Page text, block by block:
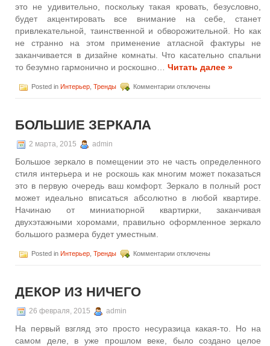
это не удивительно, поскольку такая кровать, безусловно,
будет акцентировать все внимание на себе, станет
привлекательной, таинственной и обворожительной. Но как
не странно на этом применение атласной фактуры не
заканчивается в дизайне комнаты. Что касательно спальни
то безумно гармонично и роскошно… Читать далее »
Posted in Интерьер Тренды Комментариикотключены
БОЛЬШИЕ ЗЕРКАЛА
2 марта, 2015 admin
Большое зеркало в помещении это не часть определенного
стиля интерьера и не роскошь как многим может показаться
это в первую очередь ваш комфорт. Зеркало в полный рост
может идеально вписаться абсолютно в любой квартире.
Начинаю от миниатюрной квартирки, заканчивая
двухэтажными хоромами, правильно оформленное зеркало
большого размера будет уместным.
Posted in Интерьер Тренды Комментариикотключены
ДЕКОР ИЗ НИЧЕГО
26 февраля, 2015 admin
На первый взгляд это просто несуразица какая-то. Но на
самом деле, в уже прошлом веке, было создано целое